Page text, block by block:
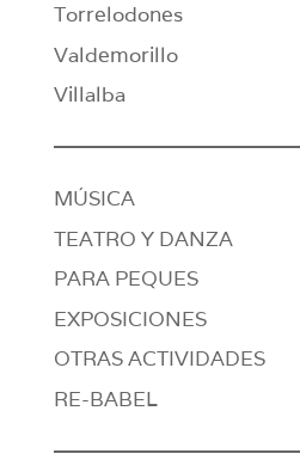
Torrelodones
Valdemorillo
Villalba
MÚSICA
TEATRO Y DANZA
PARA PEQUES
EXPOSICIONES
OTRAS ACTIVIDADES
RE-BABEL